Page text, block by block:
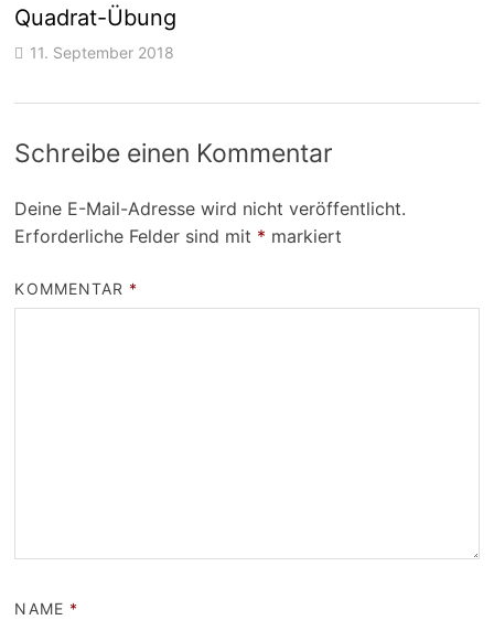
Quadrat-Übung
11. September 2018
Schreibe einen Kommentar
Deine E-Mail-Adresse wird nicht veröffentlicht.
Erforderliche Felder sind mit * markiert
KOMMENTAR *
NAME *